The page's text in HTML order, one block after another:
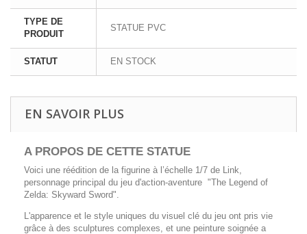
TYPE DE
PRODUIT
STATUE PVC
STATUT EN STOCK
EN SAVOIR PLUS
A PROPOS DE CETTE STATUE
Voici une réédition de la figurine à l’échelle 1/7 de Link,
personnage principal du jeu d'action-aventure "The Legend of
Zelda: Skyward Sword".
L'apparence et le style uniques du visuel clé du jeu ont pris vie
grâce à des sculptures complexes, et une peinture soignée a